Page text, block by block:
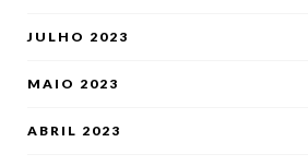
JULHO 2023
MAIO 2023
ABRIL 2023